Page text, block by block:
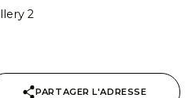
2
PARTAGER L'ADRESSE